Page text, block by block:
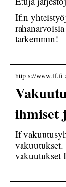
Ifin
tarkemmin!
http s://www.if.fi
ihmiset
If
vakuutukset.
vakuutukset